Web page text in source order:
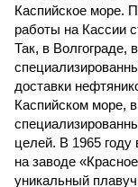
Каспийское море.
работы на Кассии
Так, в Волгограде,
доставки
Каспийском море,
целей. В 1965 году
на заводе
уникальный